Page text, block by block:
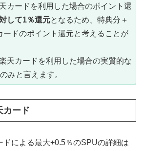
カードを利用した場合のポイント還
して1％還元となるため、特典分＋
ードのポイント還元と考えることが
天カードを利用した場合の実質的な
みと言えます。
カード
ドによる最大+0.5％のSPUの詳細は